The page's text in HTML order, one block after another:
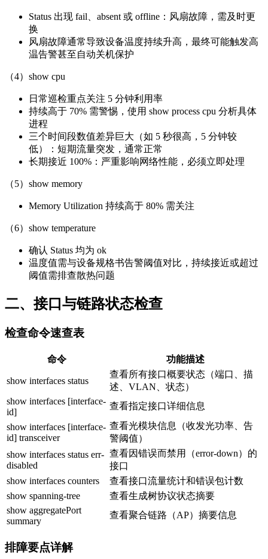
Status 出现 fail、absent 或 offline：风扇故障，需及时更
换
风扇故障通常导致设备温度持续升高，最终可能触发高
温告警甚至自动关机保护
（4）show cpu
日常巡检重点关注 5 分钟利用率
持续高于 70% 需警惕，使用 show process cpu 分析具体
进程
三个时间段数值差异巨大（如 5 秒很高，5 分钟较
低）：短期流量突发，通常正常
长期接近 100%：严重影响网络性能，必须立即处理
（5）show memory
Memory Utilization 持续高于 80% 需关注
（6）show temperature
确认 Status 均为 ok
温度值需与设备规格书告警阈值对比，持续接近或超过
阈值需排查散热问题
二、接口与链路状态检查
检查命令速查表
命令 功能描述
show interfaces status
查看所有接口概要状态（端口、描
述、VLAN、状态）
show interfaces [interface-
id]
查看指定接口详细信息
show interfaces [interface-
id] transceiver
查看光模块信息（收发光功率、告
警阈值）
show interfaces status err-
disabled
查看因错误而禁用（error-down）的
接口
show interfaces counters
查看接口流量统计和错误包计数
show spanning-tree
查看生成树协议状态摘要
show aggregatePort
summary
查看聚合链路（AP）摘要信息
排障要点详解